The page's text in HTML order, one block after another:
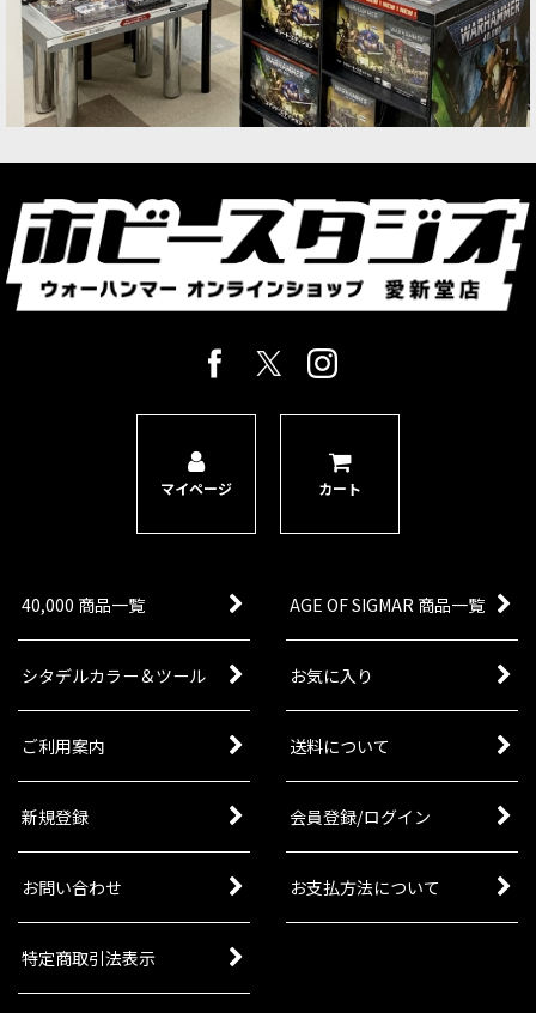
マイページ カート
40,000 商品一覧 AGE OF SIGMAR 商品一覧
シタデルカラー＆ツール お気に入り
ご利用案内 送料について
新規登録 会員登録/ログイン
お問い合わせ お支払方法について
特定商取引法表示